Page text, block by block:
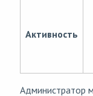
Активность
Администратор